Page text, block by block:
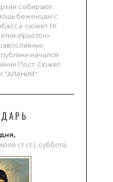
собирают
беженцам с
сюжет ТК
Ирыстон»
начался
Пост. Сюжет
"АЛАНИЯ"
ст.ст.), суббота.